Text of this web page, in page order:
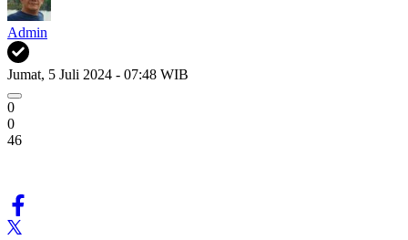
Admin
Jumat, 5 Juli 2024 - 07:48 WIB
0
0
46